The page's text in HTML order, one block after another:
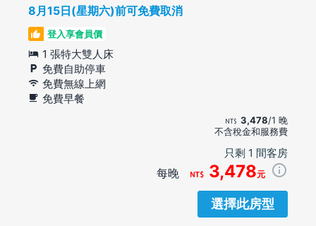
8月15日(星期六)前可免費取消
登入享會員價
1 張特大雙人床
免費自助停車
免費無線上網
免費早餐
3,478/1 晚
不含稅金和服務費
只剩 1 間客房
每晚 3,478元
選擇此房型